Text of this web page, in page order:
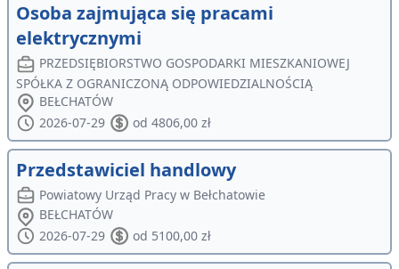
Osoba zajmująca się pracami
elektrycznymi
PRZEDSIĘBIORSTWO GOSPODARKI MIESZKANIOWEJ
SPÓŁKA Z OGRANICZONĄ ODPOWIEDZIALNOŚCIĄ
BEŁCHATÓW
2026-07-29
od 4806,00 zł
Przedstawiciel handlowy
Powiatowy Urząd Pracy w Bełchatowie
BEŁCHATÓW
2026-07-29
od 5100,00 zł